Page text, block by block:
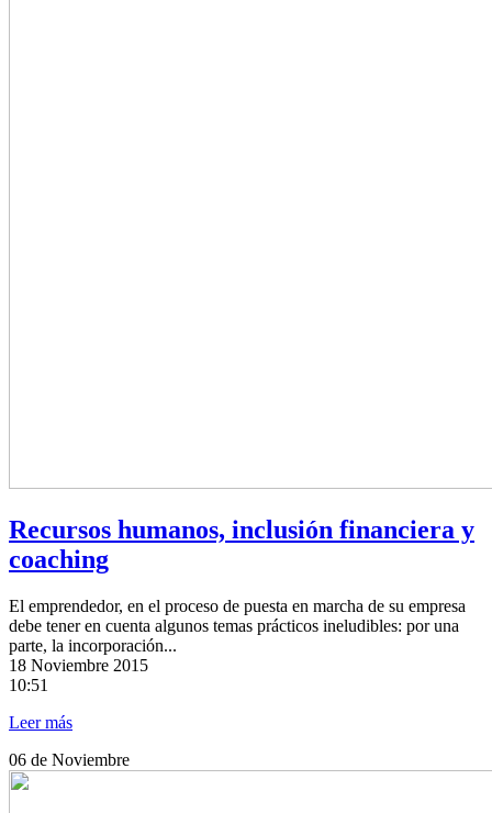
Recursos humanos, inclusión financiera y
coaching
El emprendedor, en el proceso de puesta en marcha de su empresa
debe tener en cuenta algunos temas prácticos ineludibles: por una
parte, la incorporación...
18 Noviembre 2015
10:51
Leer más
06 de Noviembre